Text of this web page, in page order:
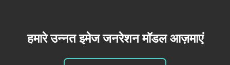
हमारे उन्नत इमेज जनरेशन मॉडल आज़माएं